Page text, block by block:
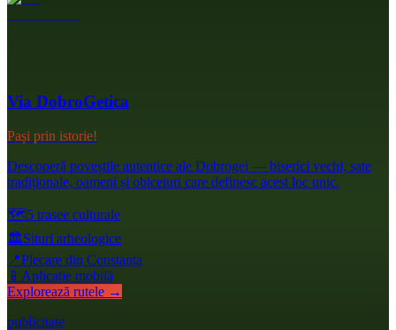
Via DobroGetica
Pași prin istorie!
Descoperă poveștile autentice ale Dobrogei — biserici vechi, sate
tradiționale, oameni și obiceiuri care definesc acest loc unic.
🗺️5 trasee culturale
🏛️Situri arheologice
📍Plecare din Constanța
📱 Aplicație mobilă
Explorează rutele →
publicitate